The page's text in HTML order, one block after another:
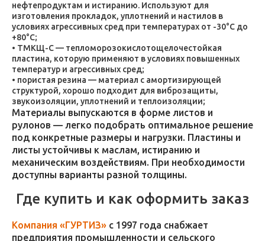
нефтепродуктам и истиранию. Используют для
изготовления прокладок, уплотнений и настилов в
условиях агрессивных сред при температурах от -30°C до
+80°C;
ТМКЩ-С — тепломорозокислотощелочестойкая
пластина, которую применяют в условиях повышенных
температур и агрессивных сред;
пористая резина — материал с амортизирующей
структурой, хорошо подходит для виброзащиты,
звукоизоляции, уплотнений и теплоизоляции;
Материалы выпускаются в форме листов и
рулонов — легко подобрать оптимальное решение
под конкретные размеры и нагрузки. Пластины и
листы устойчивы к маслам, истиранию и
механическим воздействиям. При необходимости
доступны варианты разной толщины.
Где купить и как оформить заказ
Компания «ГУРТИЗ» с 1997 года снабжает
предприятия промышленности и сельского